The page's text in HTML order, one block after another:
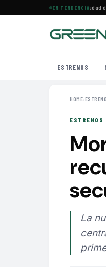
EN TENDENCIA
de cine imperdibles en Ciudad de
ESTRENOS
HOME›
ESTRENOS
La